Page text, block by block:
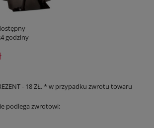
godziny
- 18 ZŁ. * w przypadku zwrotu towaru
podlega zwrotowi: